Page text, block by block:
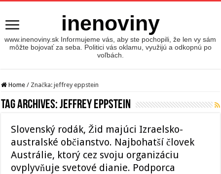
inenoviny
www.inenoviny.sk Informujeme vás, aby ste pochopili, že len vy sám
môžte bojovať za seba. Politici vás oklamu, využijú a odkopnú po
voľbách.
Home / Značka:jeffrey eppstein
Tag Archives:jeffrey eppstein
Slovenský rodák, Žid majúci Izraelsko-
australské občianstvo. Najbohatší človek
Austrálie, ktorý cez svoju organizáciu
ovplyvňuje svetové dianie. Podporca